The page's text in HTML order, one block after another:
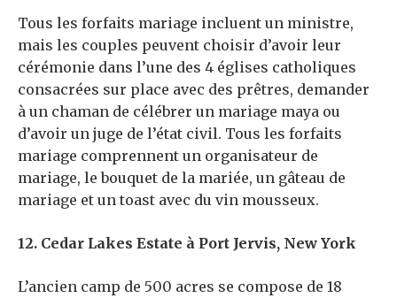
Tous les forfaits mariage incluent un ministre,
mais les couples peuvent choisir d’avoir leur
cérémonie dans l’une des 4 églises catholiques
consacrées sur place avec des prêtres, demander
à un chaman de célébrer un mariage maya ou
d’avoir un juge de l’état civil. Tous les forfaits
mariage comprennent un organisateur de
mariage, le bouquet de la mariée, un gâteau de
mariage et un toast avec du vin mousseux.
12. Cedar Lakes Estate à Port Jervis, New York
L’ancien camp de 500 acres se compose de 18